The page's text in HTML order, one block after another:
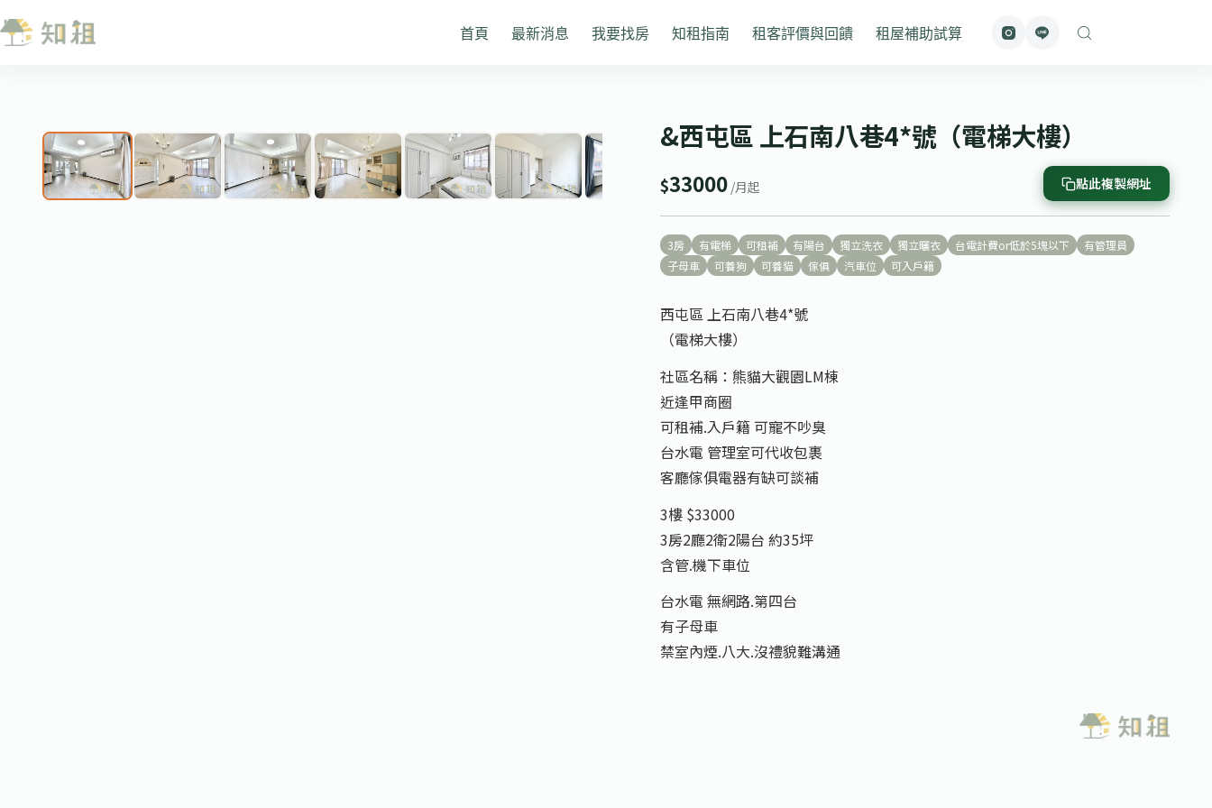
至
首頁 最新消息 我要找房 知租指南 租客評價與回饋 租屋補助試算
&西屯區 上石南八巷4*號（電梯大樓）
$33000 /月起 點此複製網址
3房 有電梯 可租補 有陽台 獨立洗衣 獨立曬衣 台電計費or低於5塊以下
有管理員
子母車
可養狗 可養貓 傢俱 汽車位 可入戶籍
西屯區 上石南八巷4*號
（電梯大樓）
社區名稱：熊貓大觀園LM棟
近逢甲商圈
可租補.入戶籍 可寵不吵臭
台水電 管理室可代收包裹
客廳傢俱電器有缺可談補
3樓 $33000
3房2廳2衛2陽台 約35坪
含管.機下車位
台水電 無網路.第四台
有子母車
禁室內煙.八大.沒禮貌難溝通